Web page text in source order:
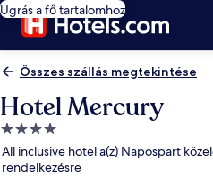
Ugrás a fő tartalomhoz
Összes szállás megtekintése
Hotel Mercury
4.0
csillagos
szálláshely
All inclusive hotel a(z) Napospart
rendelkezésre